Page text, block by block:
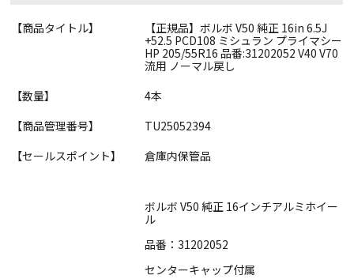
【商品タイトル】
【正規品】ボルボ V50 純正 16in 6.5J
+52.5 PCD108 ミシュラン プライマシー
HP 205/55R16 品番:31202052 V40 V70
流用 ノーマル戻し
【数量】
4本
【商品管理番号】
TU25052394
【セールスポイント】
倉庫内保管品
ボルボ V50 純正 16インチアルミホイー
ル
品番：31202052
センターキャップ付属